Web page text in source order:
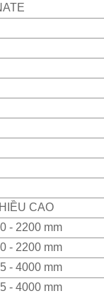
CAO
- 2200 mm
- 2200 mm
- 4000 mm
- 4000 mm